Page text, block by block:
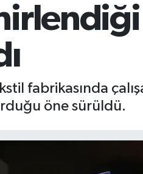
fabrikasında
öne sürüldü.